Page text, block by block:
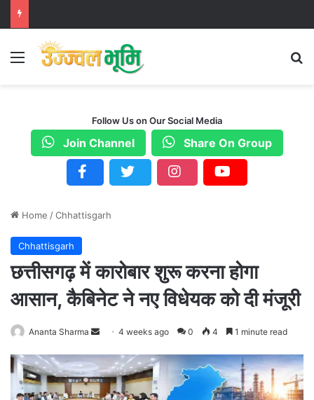
Menu
Follow Us on Our Social Media
Join Channel Share On Group
Home /Chhattisgarh
Chhattisgarh
छत्तीसगढ़ में कारोबार शुरू करना होगा
आसान, कैबिनेट ने नए विधेयक को दी मंजूरी
Ananta Sharma
d
4 weeks ago 0 4 1 minute read